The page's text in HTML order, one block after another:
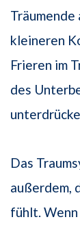
kleineren
Frieren im
des
Das
außerdem,
fühlt. Wenn